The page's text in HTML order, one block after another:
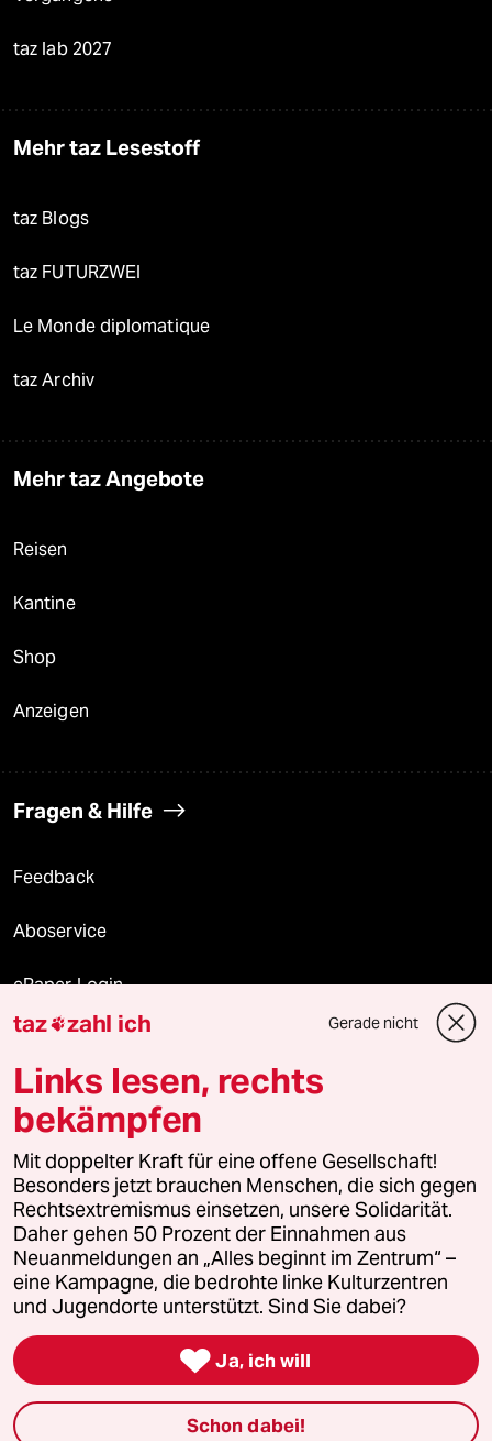
taz lab 2027
Mehr taz Lesestoff
taz Blogs
taz FUTURZWEI
Le Monde diplomatique
taz Archiv
Mehr taz Angebote
Reisen
Kantine
Shop
Anzeigen
Fragen & Hilfe
Feedback
Aboservice
ePaper Login
Downloads für Abonnierende
© 2026 taz Verlags und Vertriebs GmbH
Alle Rechte vorbehalten. Bei rechtlichen Fragen oder für Genehmigungen
wenden Sie sich bitte an lizenzen@taz.de
Feedback Redaktionsstatut Kommune-Richtlinien
Leitlinie Informant Datenschutz Impressum AGB
Seitenwende Einwilligungen widerrufen (Ads)
taz zahl ich Gerade nicht
Links lesen, rechts
bekämpfen
Mit doppelter Kraft für eine offene Gesellschaft!
Besonders jetzt brauchen Menschen, die sich gegen
Rechtsextremismus einsetzen, unsere Solidarität.
Daher gehen 50 Prozent der Einnahmen aus
Neuanmeldungen an „Alles beginnt im Zentrum“ –
eine Kampagne, die bedrohte linke Kulturzentren
und Jugendorte unterstützt. Sind Sie dabei?
 Ja, ich will
Schon dabei!